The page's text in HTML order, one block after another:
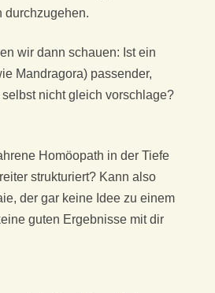
durchzugehen.
wir dann schauen: Ist ein
Mandragora) passender,
nicht gleich vorschlage?
Homöopath in der Tiefe
strukturiert? Kann also
der gar keine Idee zu einem
guten Ergebnisse mit dir